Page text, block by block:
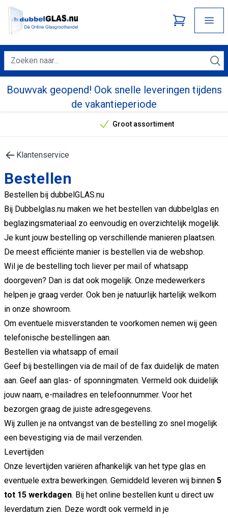
Bouwvak geopend! Ook snelle leveringen tijdens
de vakantieperiode
Onze unieke verkoopargumenten
Groot assortiment
Klantenservice
Bestellen
Bestellen bij dubbelGLAS.nu
Bij Dubbelglas.nu maken we het bestellen van dubbelglas en
beglazingsmateriaal zo eenvoudig en overzichtelijk mogelijk.
Je kunt jouw bestelling op verschillende manieren plaatsen.
De meest efficiënte manier is bestellen via de webshop.
Wil je de bestelling toch liever per mail of whatsapp
doorgeven? Dan is dat ook mogelijk. Onze medewerkers
helpen je graag verder. Ook ben je natuurlijk hartelijk welkom
in onze showroom.
Om eventuele misverstanden te voorkomen nemen wij geen
telefonische bestellingen aan.
Bestellen via whatsapp of email
Geef bij bestellingen via de mail of de fax duidelijk de maten
aan. Geef aan glas- of sponningmaten. Vermeld ook duidelijk
jouw naam, e-mailadres en telefoonnummer. Voor het
bezorgen graag de juiste adresgegevens.
Wij zullen je na ontvangst van de bestelling zo snel mogelijk
een bevestiging via de mail verzenden.
Levertijden
Onze levertijden variëren afhankelijk van het type glas en
eventuele extra bewerkingen. Gemiddeld leveren wij binnen 5
tot 15 werkdagen. Bij het online bestellen kunt u direct uw
leverdatum zien. Deze wordt ook vermeld in je